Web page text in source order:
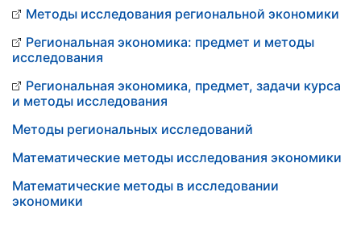
Методы исследования региональной экономики
Региональная экономика: предмет и методы
исследования
Региональная экономика, предмет, задачи курса
и методы исследования
Методы региональных исследований
Математические методы исследования экономики
Математические методы в исследовании
экономики